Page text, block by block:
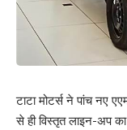
टाटा मोटर्स ने पांच नए
से ही विस्तृत लाइन-अप